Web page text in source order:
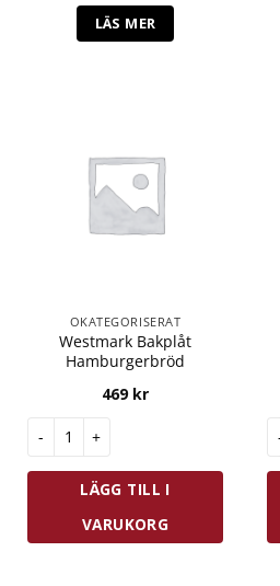
LÄS MER
OKATEGORISERAT
Westmark Bakplåt
Hamburgerbröd
469 kr
Westmark Bakplåt Hamburgerbröd
LÄGG TILL I
VARUKORG